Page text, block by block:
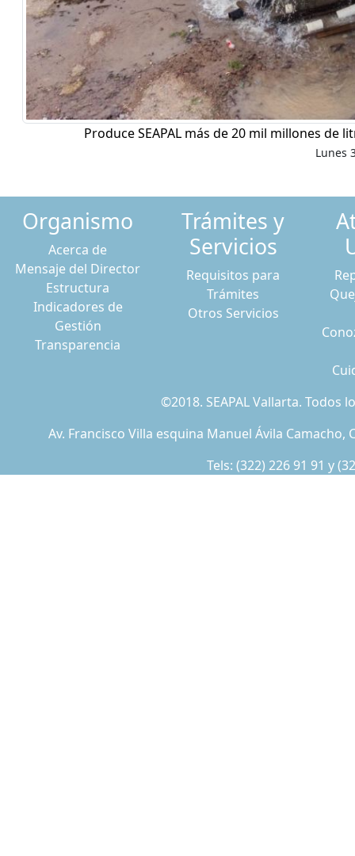
Produce SEAPAL más de 20 mil millones
Lunes
Organismo
Acerca de
Mensaje del Director
Estructura
Indicadores de
Gestión
Transparencia
Trámites y
Servicios
Requisitos para
Trámites
Otros Servicios
©2018. SEAPAL Vallarta. Todos
Av. Francisco Villa esquina Manuel Ávila Camacho,
Tels: (322) 226 91 91 y